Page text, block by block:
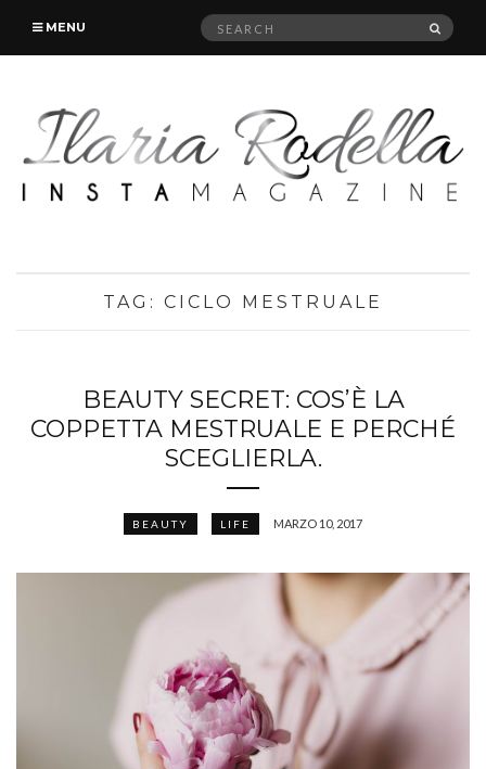
MENU
Search
TAG: CICLO MESTRUALE
BEAUTY SECRET: COS’È LA
COPPETTA MESTRUALE E PERCHÉ
SCEGLIERLA.
BEAUTY LIFE MARZO 10, 2017